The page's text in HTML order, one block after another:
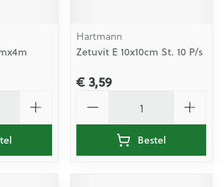
Hartmann
Zetuvit E 10x10cm St. 10 P/s
€ 3,59
Bestel